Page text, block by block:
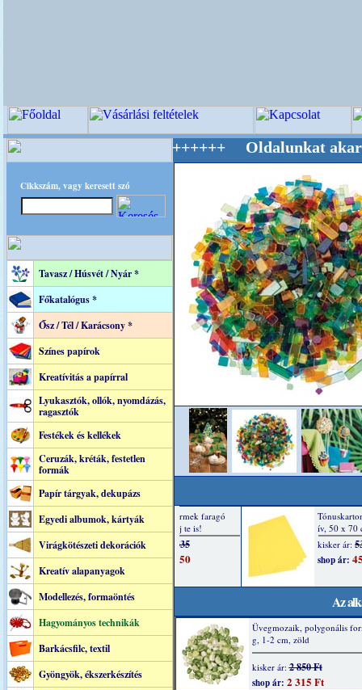
Cikkszám, vagy keresett szó
Tavasz / Húsvét / Nyár *
Főkatalógus *
Ősz / Tél / Karácsony *
Színes papírok
Kreatívitás a papírral
Lyukasztók, ollók, nyomdázás,
ragasztók
Festékek és kellékek
Ceruzák, kréták, festetlen
formák
Papír tárgyak, dekupázs
Egyedi albumok, kártyák
Virágkötészeti dekorációk
Kreatív alapanyagok
Modellezés, formaöntés
Hagyományos technikák
Barkácsfilc, textil
Gyöngyök, ékszerkészítés
Mestere! +++++++ Oldalunkat akarattal
Az
Üvegmozaik, polygonális
g, 1-2 cm, zöld
kisker ár:2 850 Ft
shop ár: 2 315 Ft